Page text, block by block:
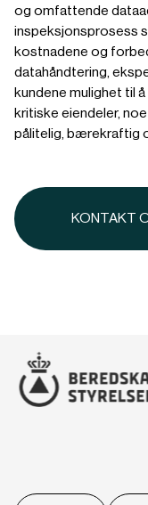
KONTAKT
og omfattende
inspeksjonsprosess
kostnadene og
datahåndtering,
kundene mulighet til
kritiske eiendeler,
pålitelig, bærekraftig